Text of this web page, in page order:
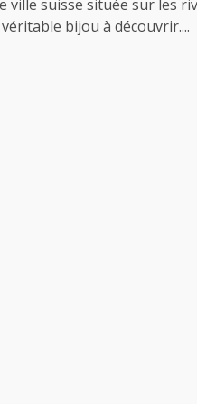
ville suisse située sur les
bijou à découvrir....